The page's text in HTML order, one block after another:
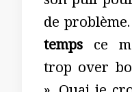
de
temps ce
trop over